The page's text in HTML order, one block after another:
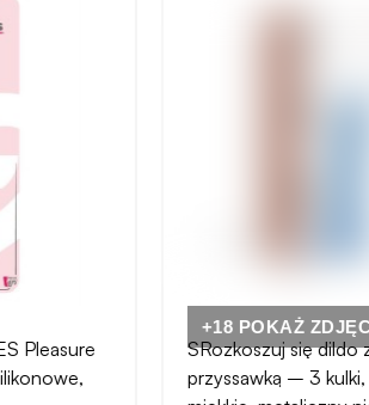
+18 POKAŻ ZDJĘCIA
SRozkoszuj się dildo z
przyssawką – 3 kulki, ultra